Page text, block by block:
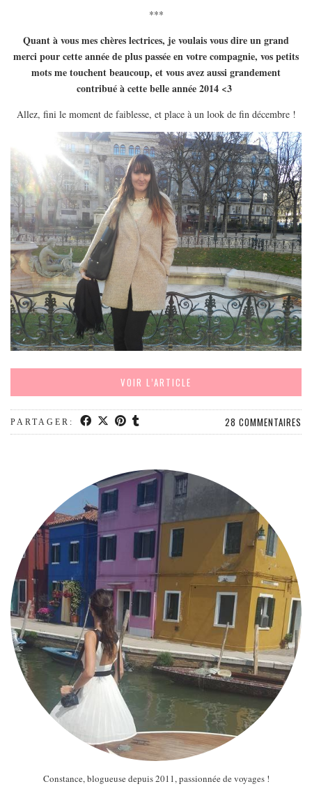
ME CONTACTER
A PROPOS
PARUTIONS ET PARTENARIATS
***
Quant à vous mes chères lectrices, je voulais vous dire un grand
merci pour cette année de plus passée en votre compagnie, vos petits
mots me touchent beaucoup, et vous avez aussi grandement
contribué à cette belle année 2014 <3
Allez, fini le moment de faiblesse, et place à un look de fin décembre !
VOIR L’ARTICLE
PARTAGER: 28 COMMENTAIRES
Constance, blogueuse depuis 2011, passionnée de voyages !